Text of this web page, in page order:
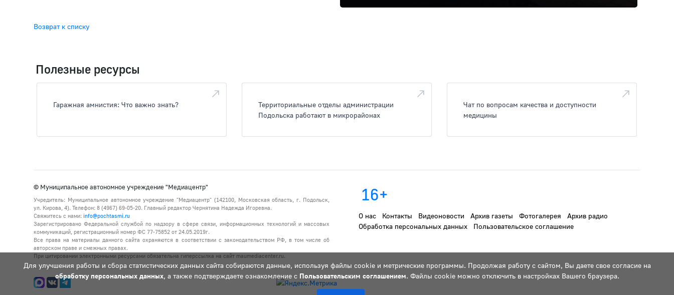
Возврат к списку
Полезные ресурсы
Гаражная амнистия: Что важно знать?
Территориальные отделы администрации
Подольска работают в микрорайонах
Чат по вопросам качества и доступности
медицины
Для улучшения работы и сбора статистических данных сайта собираются данные, используя файлы cookie и метрические программы. Продолжая работу с сайтом, Вы даете свое согласие на
обработку персональных данных, а также подтверждаете ознакомление с Пользовательским соглашением. Файлы cookie можно отключить в настройках Вашего браузера.
© Муниципальное автономное учреждение "Медиацентр"
Учредитель: Муниципальное автономное учреждение "Медиацентр" (142100, Московская область, г. Подольск,
ул. Кирова, 4). Телефон: 8 (4967) 69-05-20. Главный редактор Чернятина Надежда Игоревна.
Свяжитесь с нами: info@pochtasmi.ru
Зарегистрировано Федеральной службой по надзору в сфере связи, информационных технологий и массовых
коммуникаций, регистрационный номер ФС 77-75852 от 24.05.2019г.
Все права на материалы данного сайта охраняются в соответствии с законодательством РФ, в том числе об
авторском праве и смежных правах.
При цитировании электронными ресурсами обязательна гиперссылка на сайт maumediacenter.ru.
16+
О нас Контакты Видеоновости Архив газеты Фотогалерея
Архив радио
Обработка персональных данных
Пользовательское соглашение